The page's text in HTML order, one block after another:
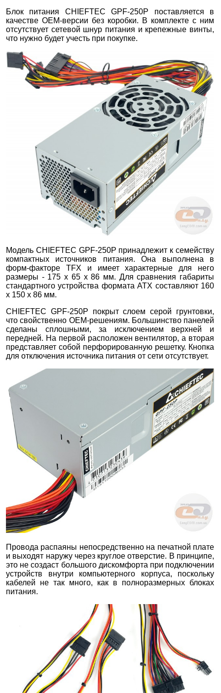
Блок питания CHIEFTEC GPF-250P поставляется в
качестве OEM-версии без коробки. В комплекте с ним
отсутствует сетевой шнур питания и крепежные винты,
что нужно будет учесть при покупке.
Модель CHIEFTEC GPF-250P принадлежит к семейству
компактных источников питания. Она выполнена в
форм-факторе TFX и имеет характерные для него
размеры - 175 х 65 х 86 мм. Для сравнения габариты
стандартного устройства формата ATX составляют 160
х 150 х 86 мм.
CHIEFTEC GPF-250P покрыт слоем серой грунтовки,
что свойственно OEM-решениям. Большинство панелей
сделаны сплошными, за исключением верхней и
передней. На первой расположен вентилятор, а вторая
представляет собой перфорированную решетку. Кнопка
для отключения источника питания от сети отсутствует.
Провода распаяны непосредственно на печатной плате
и выходят наружу через круглое отверстие. В принципе,
это не создаст большого дискомфорта при подключении
устройств внутри компьютерного корпуса, поскольку
кабелей не так много, как в полноразмерных блоках
питания.